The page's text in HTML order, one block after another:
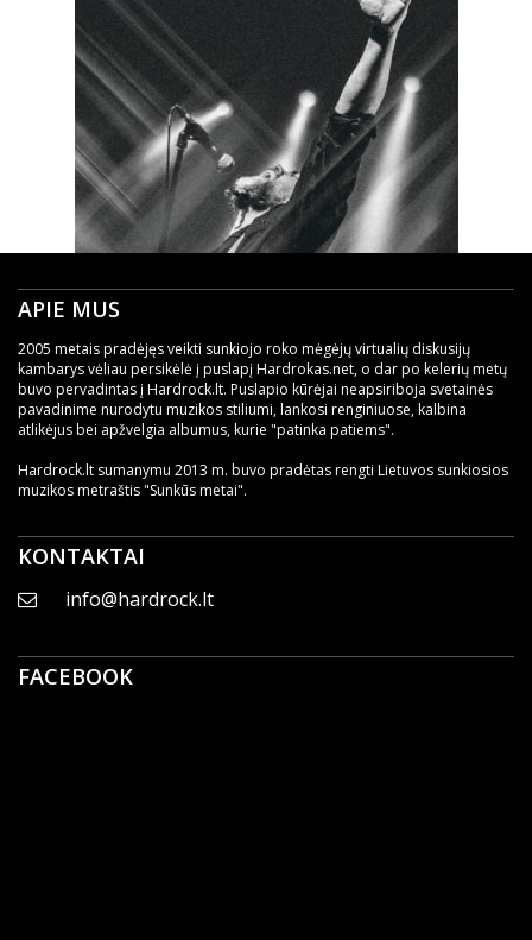
APIE MUS
2005 metais pradėjęs veikti sunkiojo roko mėgėjų virtualių diskusijų
kambarys vėliau persikėlė į puslapį Hardrokas.net, o dar po kelerių metų
buvo pervadintas į Hardrock.lt. Puslapio kūrėjai neapsiriboja svetainės
pavadinime nurodytu muzikos stiliumi, lankosi renginiuose, kalbina
atlikėjus bei apžvelgia albumus, kurie "patinka patiems".
Hardrock.lt sumanymu 2013 m. buvo pradėtas rengti Lietuvos sunkiosios
muzikos metraštis "Sunkūs metai".
KONTAKTAI
info@hardrock.lt
FACEBOOK